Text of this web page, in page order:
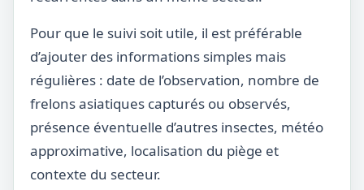
Pour que le suivi soit utile, il est préférable
d’ajouter des informations simples mais
régulières : date de l’observation, nombre de
frelons asiatiques capturés ou observés,
présence éventuelle d’autres insectes, météo
approximative, localisation du piège et
contexte du secteur.